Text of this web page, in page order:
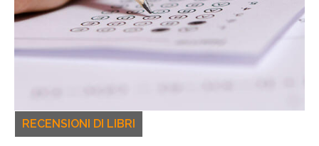
RECENSIONI DI LIBRI